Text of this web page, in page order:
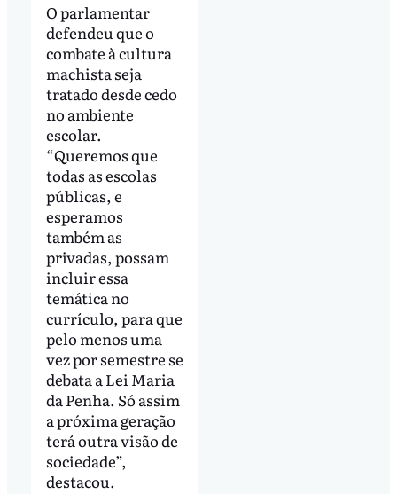
O parlamentar
defendeu que o
combate à cultura
machista seja
tratado desde cedo
no ambiente
escolar.
“Queremos que
todas as escolas
públicas, e
esperamos
também as
privadas, possam
incluir essa
temática no
currículo, para que
pelo menos uma
vez por semestre se
debata a Lei Maria
da Penha. Só assim
a próxima geração
terá outra visão de
sociedade”,
destacou.